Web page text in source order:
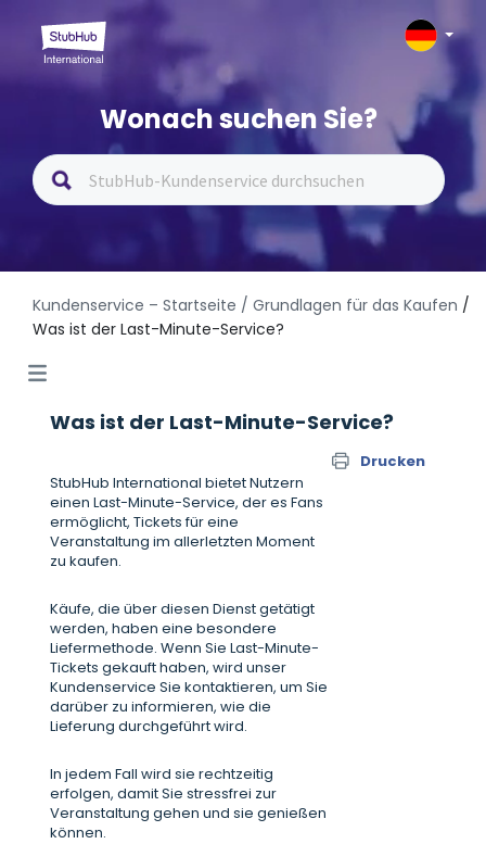
Wonach suchen Sie?
Kundenservice – Startseite / Grundlagen für das Kaufen /
Was ist der Last-Minute-Service?
Was ist der Last-Minute-Service?
Drucken
StubHub International bietet Nutzern
einen Last-Minute-Service, der es Fans
ermöglicht, Tickets für eine
Veranstaltung im allerletzten Moment
zu kaufen.
Käufe, die über diesen Dienst getätigt
werden, haben eine besondere
Liefermethode. Wenn Sie Last-Minute-
Tickets gekauft haben, wird unser
Kundenservice Sie kontaktieren, um Sie
darüber zu informieren, wie die
Lieferung durchgeführt wird.
In jedem Fall wird sie rechtzeitig
erfolgen, damit Sie stressfrei zur
Veranstaltung gehen und sie genießen
können.